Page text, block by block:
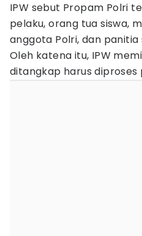
IPW sebut Propam Polri
pelaku, orang tua siswa,
anggota Polri, dan panitia
Oleh katena itu, IPW
ditangkap harus diproses